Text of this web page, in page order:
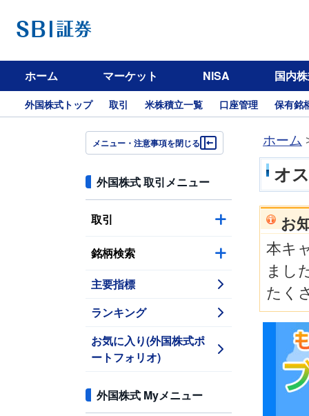
ホーム マーケット NISA 国内
外国株式トップ 取引 米株積立一覧 口座管理 保有銘
メニュー・注意事項を閉じる
外国株式 取引メニュー
取引
銘柄検索
主要指標
ランキング
お気に入り(外国株式ポ
ートフォリオ)
外国株式 Myメニュー
ホーム
オ
お
本キ
まし
たく